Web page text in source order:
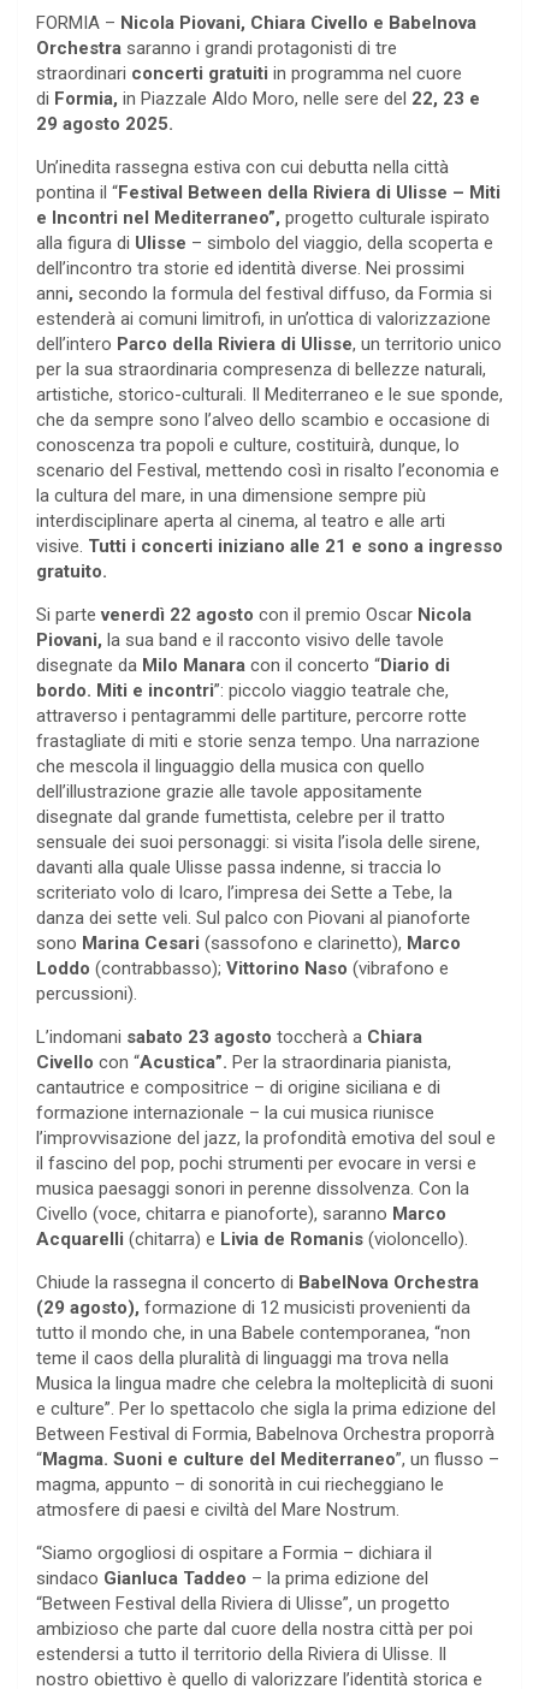
FORMIA – Nicola Piovani, Chiara Civello e Babelnova
Orchestra saranno i grandi protagonisti di tre
straordinari concerti gratuiti in programma nel cuore
di Formia, in Piazzale Aldo Moro, nelle sere del 22, 23 e
29 agosto 2025.
Un’inedita rassegna estiva con cui debutta nella città
pontina il “Festival Between della Riviera di Ulisse – Miti
e Incontri nel Mediterraneo”, progetto culturale ispirato
alla figura di Ulisse – simbolo del viaggio, della scoperta e
dell’incontro tra storie ed identità diverse. Nei prossimi
anni, secondo la formula del festival diffuso, da Formia si
estenderà ai comuni limitrofi, in un’ottica di valorizzazione
dell’intero Parco della Riviera di Ulisse, un territorio unico
per la sua straordinaria compresenza di bellezze naturali,
artistiche, storico-culturali. Il Mediterraneo e le sue sponde,
che da sempre sono l’alveo dello scambio e occasione di
conoscenza tra popoli e culture, costituirà, dunque, lo
scenario del Festival, mettendo così in risalto l’economia e
la cultura del mare, in una dimensione sempre più
interdisciplinare aperta al cinema, al teatro e alle arti
visive. Tutti i concerti iniziano alle 21 e sono a ingresso
gratuito.
Si partevenerdì 22 agosto con il premio Oscar Nicola
Piovani, la sua band e il racconto visivo delle tavole
disegnate da Milo Manara con il concerto “Diario di
bordo. Miti e incontri”: piccolo viaggio teatrale che,
attraverso i pentagrammi delle partiture, percorre rotte
frastagliate di miti e storie senza tempo. Una narrazione
che mescola il linguaggio della musica con quello
dell’illustrazione grazie alle tavole appositamente
disegnate dal grande fumettista, celebre per il tratto
sensuale dei suoi personaggi: si visita l’isola delle sirene,
davanti alla quale Ulisse passa indenne, si traccia lo
scriteriato volo di Icaro, l’impresa dei Sette a Tebe, la
danza dei sette veli. Sul palco con Piovani al pianoforte
sono Marina Cesari (sassofono e clarinetto), Marco
Loddo (contrabbasso); Vittorino Naso (vibrafono e
percussioni).
L’indomani sabato 23 agosto toccherà a Chiara
Civello con “Acustica”. Per la straordinaria pianista,
cantautrice e compositrice – di origine siciliana e di
formazione internazionale – la cui musica riunisce
l’improvvisazione del jazz, la profondità emotiva del soul e
il fascino del pop, pochi strumenti per evocare in versi e
musica paesaggi sonori in perenne dissolvenza. Con la
Civello (voce, chitarra e pianoforte), saranno Marco
Acquarelli (chitarra) e Livia de Romanis (violoncello).
Chiude la rassegna il concerto di BabelNova Orchestra
(29 agosto), formazione di 12 musicisti provenienti da
tutto il mondo che, in una Babele contemporanea, “non
teme il caos della pluralità di linguaggi ma trova nella
Musica la lingua madre che celebra la molteplicità di suoni
e culture”. Per lo spettacolo che sigla la prima edizione del
Between Festival di Formia, Babelnova Orchestra proporrà
“Magma. Suoni e culture del Mediterraneo”, un flusso –
magma, appunto – di sonorità in cui riecheggiano le
atmosfere di paesi e civiltà del Mare Nostrum.
“Siamo orgogliosi di ospitare a Formia – dichiara il
sindaco Gianluca Taddeo – la prima edizione del
“Between Festival della Riviera di Ulisse”, un progetto
ambizioso che parte dal cuore della nostra città per poi
estendersi a tutto il territorio della Riviera di Ulisse. Il
nostro obiettivo è quello di valorizzare l’identità storica e